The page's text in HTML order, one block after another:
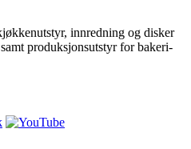
innredning og disker
produksjonsutstyr for bakeri-